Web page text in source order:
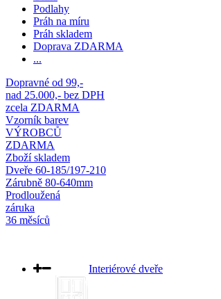
Podlahy
Práh na míru
Práh skladem
Doprava ZDARMA
...
Dopravné od 99,-
nad 25.000,- bez DPH
zcela ZDARMA
Vzorník barev
VÝROBCŮ
ZDARMA
Zboží skladem
Dveře 60-185/197-210
Zárubně 80-640mm
Prodloužená
záruka
36 měsíců
Interiérové dveře